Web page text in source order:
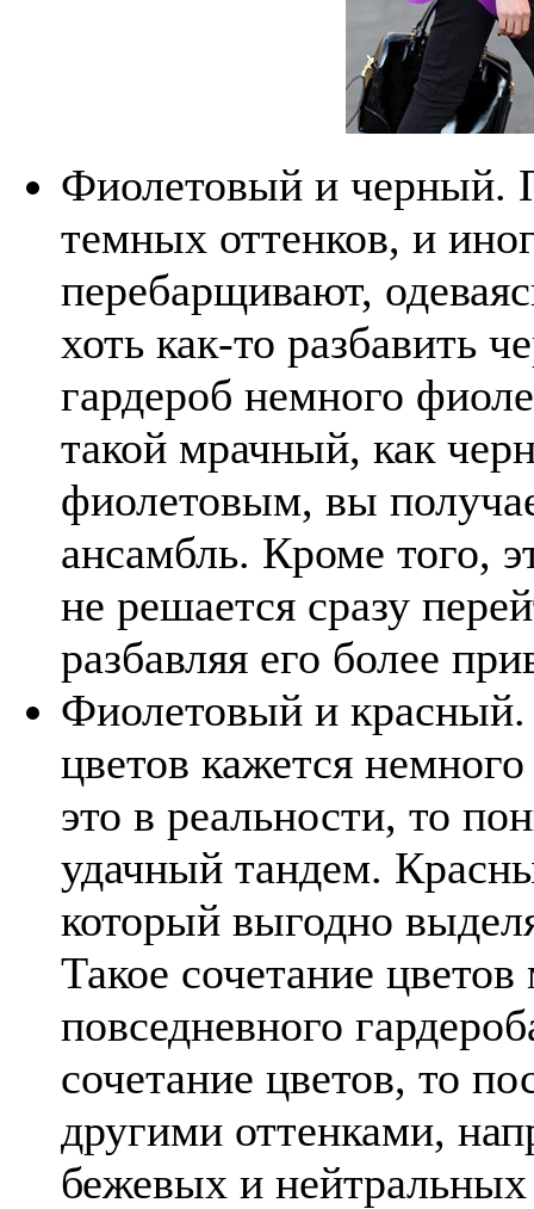
Фиолетовый и черный.
темных оттенков, и
перебарщивают,
хоть как-то разбавить
гардероб немного
такой мрачный, как
фиолетовым, вы
ансамбль. Кроме того,
не решается сразу
разбавляя его более
Фиолетовый и красный.
цветов кажется
это в реальности, то
удачный тандем.
который выгодно
Такое сочетание
повседневного
сочетание цветов, то
другими оттенками,
бежевых и